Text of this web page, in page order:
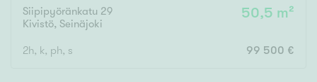
Siipipyöränkatu 29
Kivistö, Seinäjoki
50,5 m²
2h, k, ph, s 99 500 €